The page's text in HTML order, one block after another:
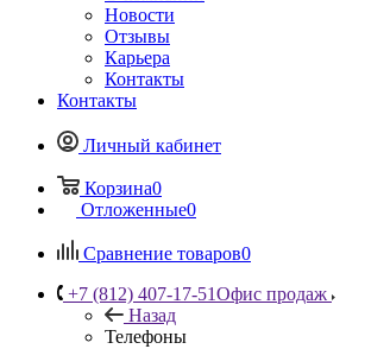
Новости
Отзывы
Карьера
Контакты
Контакты
Личный кабинет
Корзина0
Отложенные0
Сравнение товаров0
+7 (812) 407-17-51Офис продаж
Назад
Телефоны